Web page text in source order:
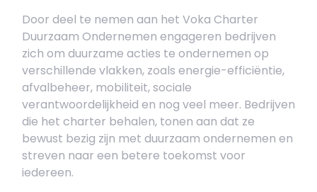
Door deel te nemen aan het Voka Charter
Duurzaam Ondernemen engageren bedrijven
zich om duurzame acties te ondernemen op
verschillende vlakken, zoals energie-efficiëntie,
afvalbeheer, mobiliteit, sociale
verantwoordelijkheid en nog veel meer. Bedrijven
die het charter behalen, tonen aan dat ze
bewust bezig zijn met duurzaam ondernemen en
streven naar een betere toekomst voor
iedereen.